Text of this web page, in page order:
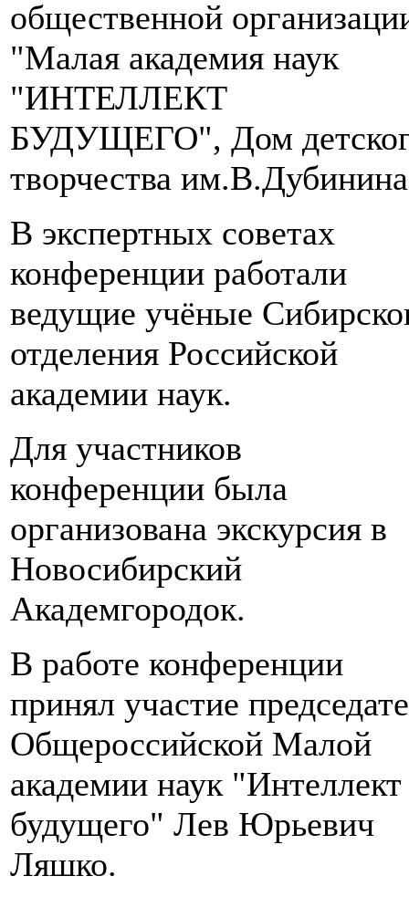
общественной
"Малая академия наук
"ИНТЕЛЛЕКТ
БУДУЩЕГО", Дом
творчества
В экспертных советах
конференции работали
ведущие учёные
отделения Российской
академии наук.
Для участников
конференции была
организована экскурсия в
Новосибирский
Академгородок.
В работе конференции
принял участие
Общероссийской Малой
академии наук "Интеллект
будущего" Лев Юрьевич
Ляшко.